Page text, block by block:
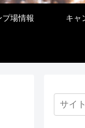
プ場情報 キャ